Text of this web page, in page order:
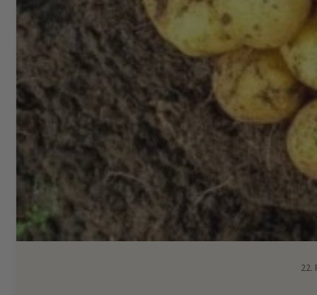
Grünland (10)
Grünlandpflege (58)
Gülle und Mist (67)
22.